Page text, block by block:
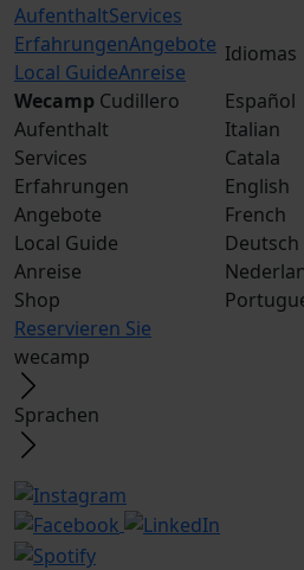
AufenthaltServices
ErfahrungenAngebote
Local GuideAnreise
Wecamp Cudillero
Aufenthalt
Services
Erfahrungen
Angebote
Local Guide
Anreise
Shop
Reservieren Sie
wecamp
Sprachen
Idiomas
Español
Italian
Catala
English
French
Deutsch